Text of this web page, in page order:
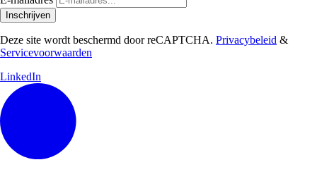
Inschrijven
Deze site wordt beschermd door reCAPTCHA. Privacybeleid &
Servicevoorwaarden
LinkedIn